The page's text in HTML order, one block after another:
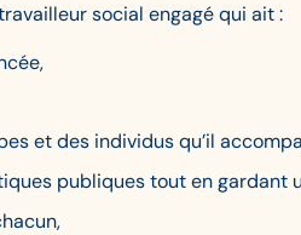
social engagé qui ait :
et des individus qu’il
publiques tout en gardant